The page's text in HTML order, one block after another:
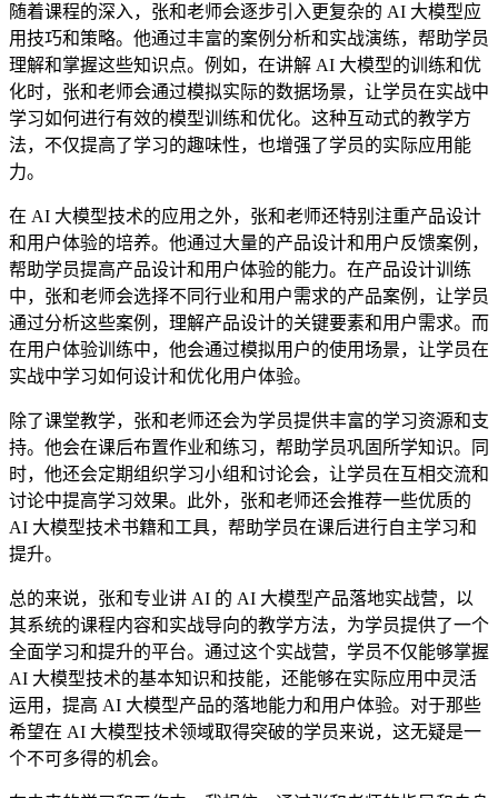
随着课程的深入，张和老师会逐步引入更复杂的 AI 大模型应
用技巧和策略。他通过丰富的案例分析和实战演练，帮助学员
理解和掌握这些知识点。例如，在讲解 AI 大模型的训练和优
化时，张和老师会通过模拟实际的数据场景，让学员在实战中
学习如何进行有效的模型训练和优化。这种互动式的教学方
法，不仅提高了学习的趣味性，也增强了学员的实际应用能
力。
在 AI 大模型技术的应用之外，张和老师还特别注重产品设计
和用户体验的培养。他通过大量的产品设计和用户反馈案例，
帮助学员提高产品设计和用户体验的能力。在产品设计训练
中，张和老师会选择不同行业和用户需求的产品案例，让学员
通过分析这些案例，理解产品设计的关键要素和用户需求。而
在用户体验训练中，他会通过模拟用户的使用场景，让学员在
实战中学习如何设计和优化用户体验。
除了课堂教学，张和老师还会为学员提供丰富的学习资源和支
持。他会在课后布置作业和练习，帮助学员巩固所学知识。同
时，他还会定期组织学习小组和讨论会，让学员在互相交流和
讨论中提高学习效果。此外，张和老师还会推荐一些优质的
AI 大模型技术书籍和工具，帮助学员在课后进行自主学习和
提升。
总的来说，张和专业讲 AI 的 AI 大模型产品落地实战营，以
其系统的课程内容和实战导向的教学方法，为学员提供了一个
全面学习和提升的平台。通过这个实战营，学员不仅能够掌握
AI 大模型技术的基本知识和技能，还能够在实际应用中灵活
运用，提高 AI 大模型产品的落地能力和用户体验。对于那些
希望在 AI 大模型技术领域取得突破的学员来说，这无疑是一
个不可多得的机会。